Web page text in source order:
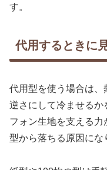
す。
代用するときに
代用型を使う場合は、
逆さにして冷ませる
フォン生地を支える力
型から落ちる原因にな